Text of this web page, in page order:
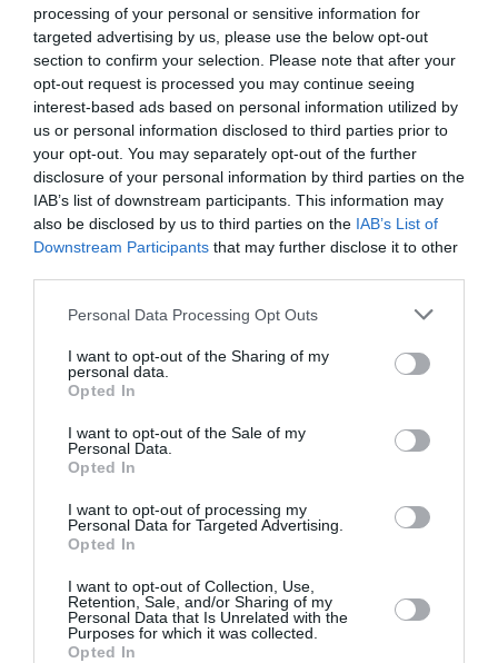
processing of your personal or sensitive information for
targeted advertising by us, please use the below opt-out
section to confirm your selection. Please note that after your
opt-out request is processed you may continue seeing
interest-based ads based on personal information utilized by
us or personal information disclosed to third parties prior to
your opt-out. You may separately opt-out of the further
disclosure of your personal information by third parties on the
IAB’s list of downstream participants. This information may
also be disclosed by us to third parties on the IAB’s List of
Downstream Participants that may further disclose it to other
Personal Data Processing Opt Outs
I want to opt-out of the Sharing of my
personal data.
Opted In
I want to opt-out of the Sale of my
Personal Data.
Opted In
I want to opt-out of processing my
Personal Data for Targeted Advertising.
Opted In
I want to opt-out of Collection, Use,
Retention, Sale, and/or Sharing of my
Personal Data that Is Unrelated with the
Purposes for which it was collected.
Opted In
politiques), AF aurait aujourd’hui une flotte de 70
A340-600, bien inférieurs à leurs 777-300ER…
Et on ne voit souvent le probleme que dans un
sens… Si on appliquait ce patriotisme partout, ou en
serait Airbus sans les commandes de milliers
d’avions par les compagnies américaines (Delta,
American, United, Frontier, Spirit, Hawaian,
Allegiant, Virgin America, etc…)
Le 737 semble convenir à Luxair et bien tant
mieux… C’est un avion qu’elle connait par coeur,
exploitant des 737 depuis les années 70… Donc
pourquoi en changer?
RÉPONDRE
Crj1000a commenté :
28 février 2015 - 18 h 08
RÉPONDRE
Bencelloa commenté :
1 mars 2015 - 11 h 37 min
Les split scimitar winglets sont fournies par Apb, une joint